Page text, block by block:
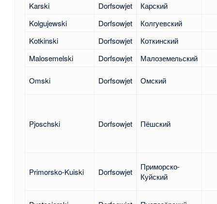
Karski Dorfsowjet
Карский
Kolgujewski
Dorfsowjet
Колгуевский
Kotkinski
Dorfsowjet
Коткинский
Malosemelski
Dorfsowjet Малоземельский
Omski Dorfsowjet Омский
Pjoschski Dorfsowjet Пёшский
Primorsko-Kuiski Dorfsowjet
Приморско-
Куйский